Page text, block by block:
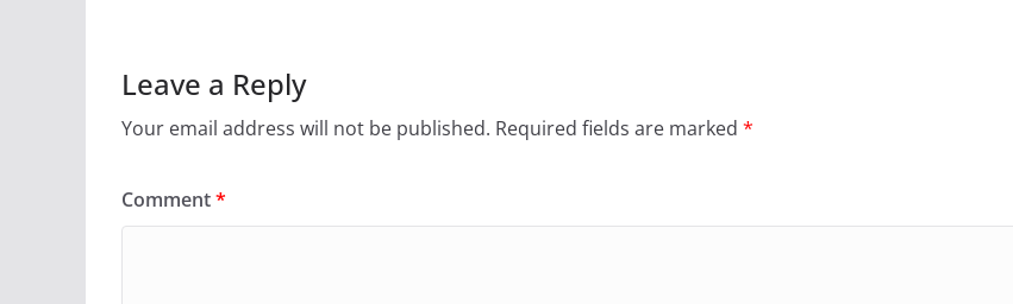
Leave a Reply
Your email address will not be published. Required fields are marked *
Comment*